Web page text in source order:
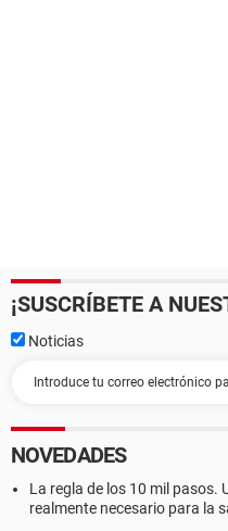
¡SUSCRÍBETE A
Noticias
NOVEDADES
La regla de los 10 mil pasos.
realmente necesario para la